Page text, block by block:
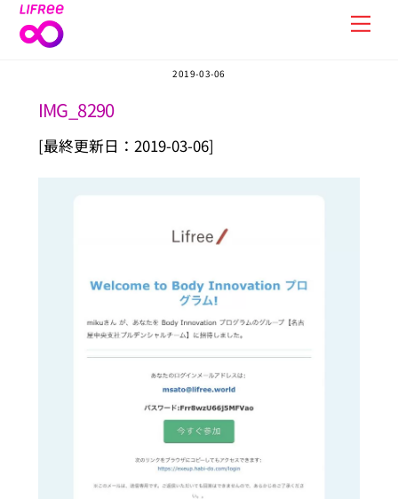
Skip
2019-03-06
IMG_8290
[最終更新日：2019-03-06]